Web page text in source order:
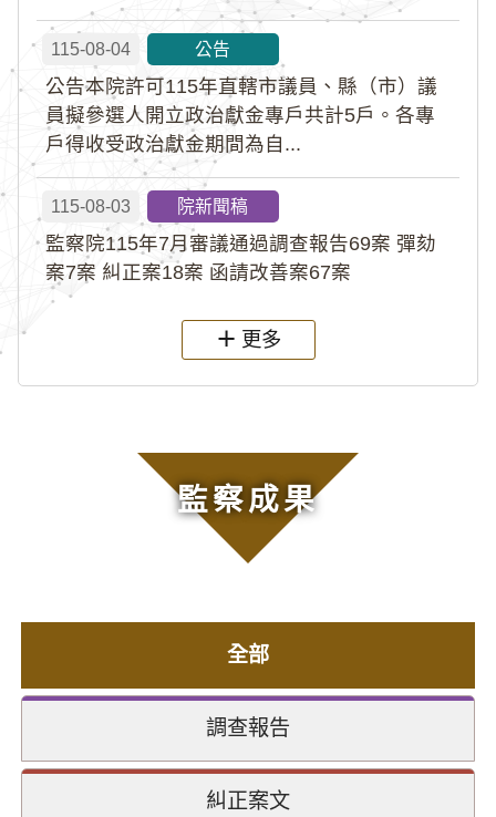
115-08-04 公告
公告本院許可115年直轄市議員、縣（市）議
員擬參選人開立政治獻金專戶共計5戶。各專
戶得收受政治獻金期間為自...
115-08-03 院新聞稿
監察院115年7月審議通過調查報告69案 彈劾
案7案 糾正案18案 函請改善案67案
更多
監察成果
全部
調查報告
糾正案文